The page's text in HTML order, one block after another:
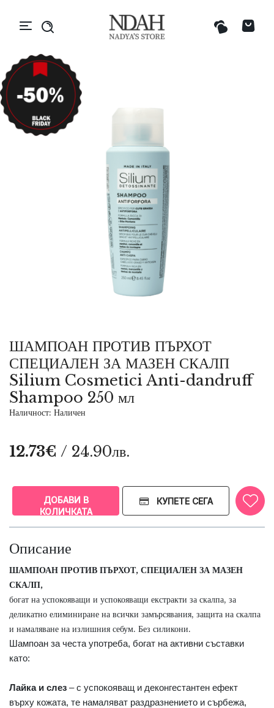
ШАМПОАН ПРОТИВ ПЪРХОТ
СПЕЦИАЛЕН ЗА МАЗЕН СКАЛП
Silium Cosmetici Anti-dandruff
Shampoo 250 мл
Наличност: Наличен
12.73€ / 24.90лв.
ДОБАВИ В
КОЛИЧКАТА
КУПЕТЕ СЕГА
Описание
ШАМПОАН ПРОТИВ ПЪРХОТ, СПЕЦИАЛЕН ЗА МАЗЕН
СКАЛП,
богат на успокояващи и успокояващи екстракти за скалпа, за
деликатно елиминиране на всички замърсявания, защита на скалпа
и намаляване на излишния себум. Без силикони.
Шампоан за честа употреба, богат на активни съставки
като:
Лайка и слез – с успокояващ и деконгестантен ефект
върху кожата, те намаляват раздразнението и сърбежа,